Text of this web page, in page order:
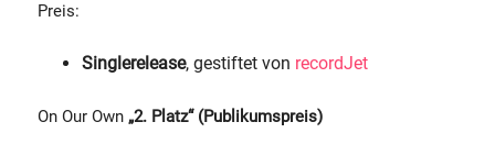
Preis:
Singlerelease, gestiftet von recordJet
On Our Own „2. Platz“ (Publikumspreis)